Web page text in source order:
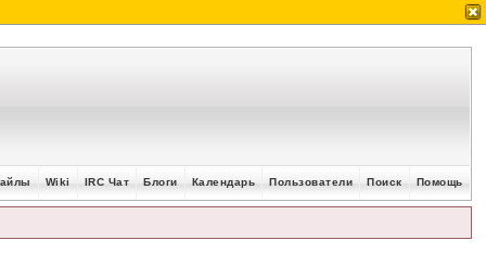
Помощь
Поиск
Пользователи
Календарь
Блоги
IRC Чат
Wiki